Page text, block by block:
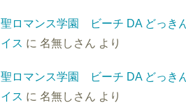
聖ロマンス学園 ビーチ DA どっき
イス に 名無しさん より
聖ロマンス学園 ビーチ DA どっき
イス に 名無しさん より